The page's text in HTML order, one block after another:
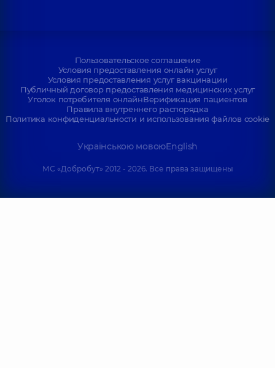
Пользовательское соглашение
Условия предоставления онлайн услуг
Условия предоставления услуг вакцинации
Публичный договор предоставления медицинских услуг
Уголок потребителя онлайнВерификация пациентов
Правила внутреннего распорядка
Политика конфиденциальности и использования файлов cookie
Українською мовоюEnglish
МС «Добробут» 2012 - 2026. Все права защищены